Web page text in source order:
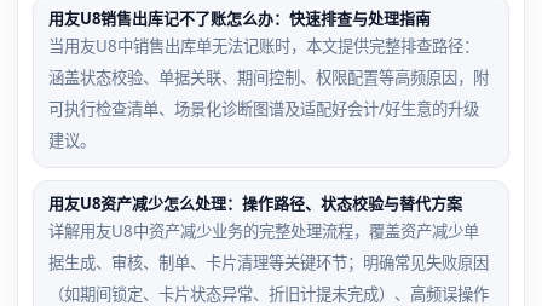
用友U8销售出库记不了账怎么办：快速排查与处理指南
当用友U8中销售出库单无法记账时，本文提供完整排查路径：
涵盖状态校验、单据关联、期间控制、权限配置等高频原因，附
可执行检查清单、场景化诊断图谱及适配好会计/好生意的升级
建议。
用友U8资产减少怎么处理：操作路径、状态校验与替代方案
详解用友U8中资产减少业务的完整处理流程，覆盖资产减少单
据生成、审核、制单、卡片清理等关键环节；明确常见失败原因
（如期间锁定、卡片状态异常、折旧计提未完成）、高频误操作